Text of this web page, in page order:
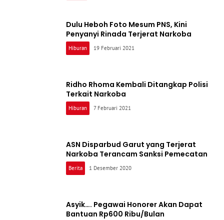
Dulu Heboh Foto Mesum PNS, Kini
Penyanyi Rinada Terjerat Narkoba
Hiburan 19 Februari 2021
Ridho Rhoma Kembali Ditangkap Polisi
Terkait Narkoba
Hiburan 7 Februari 2021
ASN Disparbud Garut yang Terjerat
Narkoba Terancam Sanksi Pemecatan
Berita 1 Desember 2020
Asyik…. Pegawai Honorer Akan Dapat
Bantuan Rp600 Ribu/Bulan